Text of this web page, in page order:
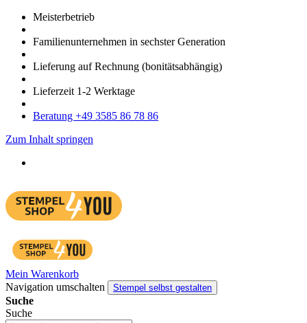
Meister­betrieb
Familien­unter­nehmen in sechster Gene­ration
Lieferung auf Rech­nung (bonitätsabhängig)
Liefer­zeit 1-2 Werk­tage
Bera­tung +49 3585 86 78 86
Zum Inhalt springen
Mein Warenkorb
Navigation umschalten
Stempel selbst gestalten
Suche
Suche